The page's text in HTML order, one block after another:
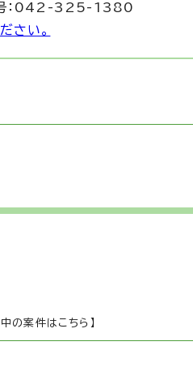
：042-325-1380
さい。
の案件はこちら】